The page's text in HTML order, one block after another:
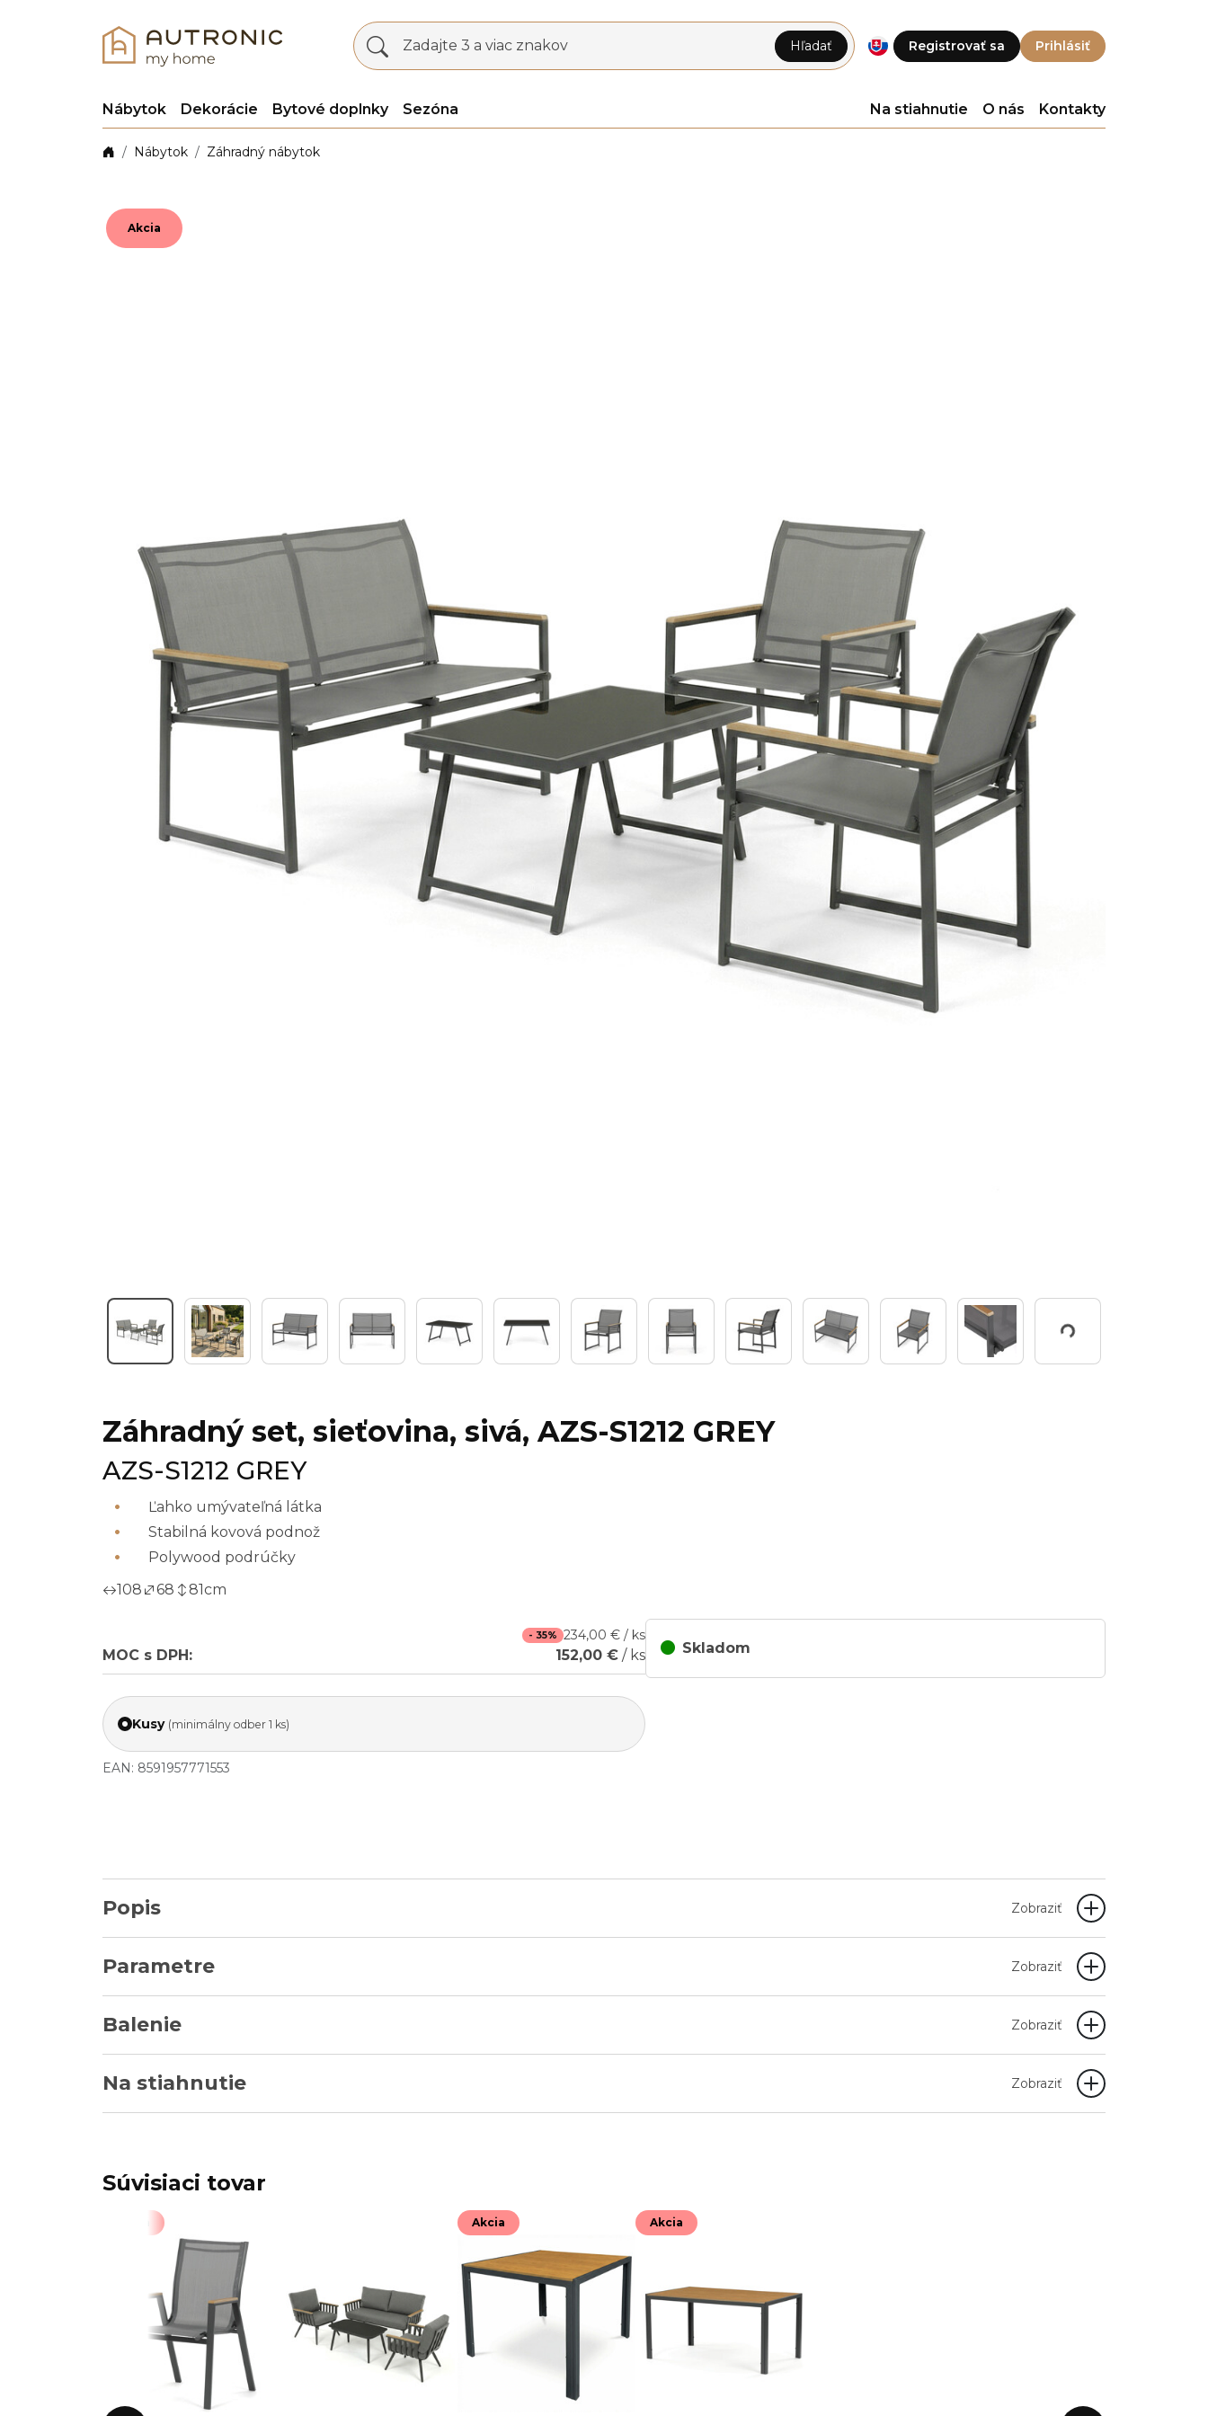
Registrovať sa Prihlásiť
Zadajte 3 a viac znakov Hľadať
Nábytok Dekorácie Bytové doplnky Sezóna Na stiahnutie O nás Kontakty
Nábytok Záhradný nábytok
Working...
Akcia
Záhradný set, sieťovina, sivá, AZS-S1212 GREY
AZS-S1212 GREY
Ľahko umývateľná látka
Stabilná kovová podnož
Polywood podrúčky
108
68 81cm
- 35% 234,00 € / ks
MOC s DPH: 152,00 € / ks
Kusy (minimálny odber 1 ks)
EAN: 8591957771553
Skladom
Popis Zobraziť
Parametre Zobraziť
Balenie Zobraziť
Na stiahnutie Zobraziť
Súvisiaci tovar
Akcia Akcia